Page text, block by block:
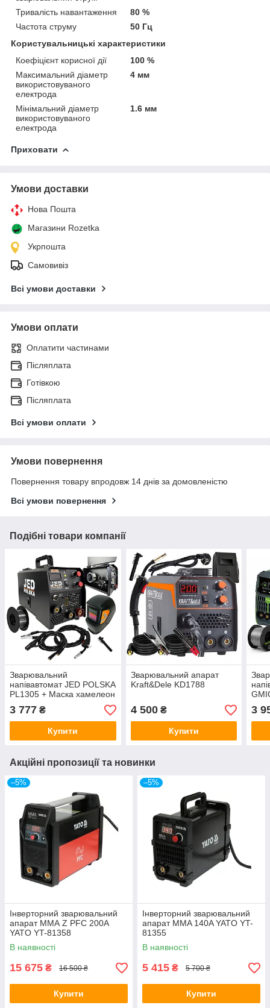
Тривалість навантаження
80 %
Частота струму
50 Гц
Користувальницькі характеристики
Коефіцієнт корисної дії
100 %
Максимальний діаметр
використовуваного
електрода
4 мм
Мінімальний діаметр
використовуваного
електрода
1.6 мм
Приховати
Умови доставки
Нова Пошта
Магазини Rozetka
Укрпошта
Самовивіз
Всі умови доставки
Умови оплати
Оплатити частинами
Післяплата
Готівкою
Післяплата
Всі умови оплати
Умови повернення
Повернення товару впродовж 14 днів за домовленістю
Всі умови повернення
Подібні товари компанії
Зварювальний
напівавтомат JED POLSKA
PL1305 + Маска хамелеон
+ флюсовий дріт
3 777 ₴
Купити
Зварювальний апарат
Kraft&Dele KD1788
4 500₴
Купити
3
Акційні пропозиції та новинки
–5%
Інверторний зварювальний
апарат ММА Z PFC 200A
YATO YT-81358
В наявності
15 675 ₴ 16 500 ₴
Купити
–5%
Інверторний зварювальний
апарат MMA 140A YATO YT-
81355
В наявності
5 415 ₴ 5 700 ₴
Купити